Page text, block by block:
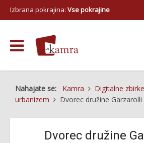
Izbrana pokrajina: Vse pokrajine
Nahajate se: Kamra Digitalne zbirke
urbanizem
Dvorec družine Garzarolli
Dvorec družine